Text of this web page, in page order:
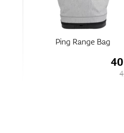
Ping Range Bag